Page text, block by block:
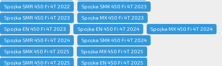
Spojka SMR 450 Fi 4T 2022
Spojka SMK 450 Fi 4T 2023
Spojka SMR 450 Fi 4T 2023
Spojka MX 450 Fi 4T 2023
Spojka EN 450 Fi 4T 2023
Spojka EN 450 Fi 4T 2024
Spojka MX 450 Fi 4T 2024
Spojka SMR 450 Fi 4T 2024
Spojka SMK 450 Fi 4T 2024
Spojka SMK 450 Fi 4T 2025
Spojka MX 450 Fi 4T 2025
Spojka SMR 450 Fi 4T 2025
Spojka EN 450 Fi 4T 2025